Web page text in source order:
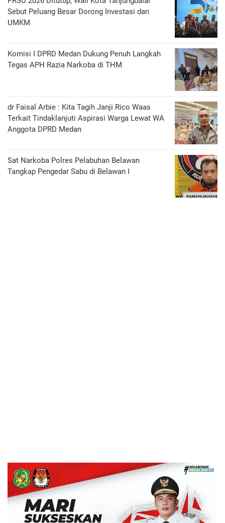
Sebut Peluang Besar Dorong Investasi dan
UMKM
Komisi I DPRD Medan Dukung Penuh Langkah
Tegas APH Razia Narkoba di THM
dr Faisal Arbie : Kita Tagih Janji Rico Waas
Terkait Tindaklanjuti Aspirasi Warga Lewat WA
Anggota DPRD Medan
Sat Narkoba Polres Pelabuhan Belawan
Tangkap Pengedar Sabu di Belawan I